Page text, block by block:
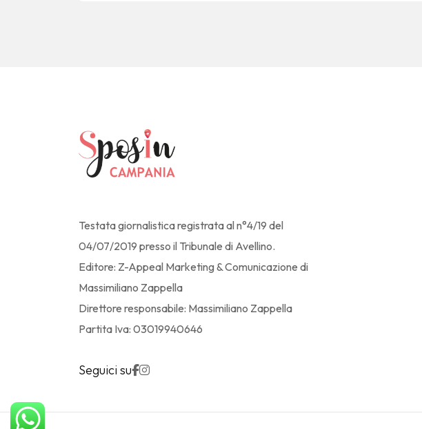
Testata giornalistica registrata al n°4/19 del
04/07/2019 presso il Tribunale di Avellino.
Editore: Z-Appeal Marketing & Comunicazione di
Massimiliano Zappella
Direttore responsabile: Massimiliano Zappella
Partita Iva: 03019940646
Seguici su